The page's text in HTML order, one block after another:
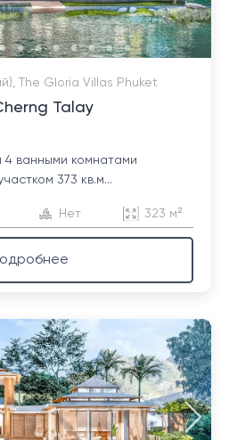
The Gloria Villas Phuket
Talay
4 ванными комнатами
373 кв.м...
Нет 323 м²